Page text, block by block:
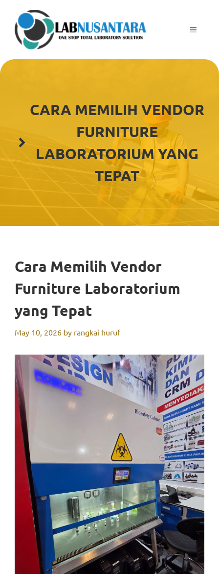
content
MENU
CARA MEMILIH VENDOR
FURNITURE
LABORATORIUM YANG
TEPAT
Cara Memilih Vendor
Furniture Laboratorium
yang Tepat
May 10, 2026 by rangkai huruf